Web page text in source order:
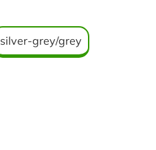
silver-grey/grey